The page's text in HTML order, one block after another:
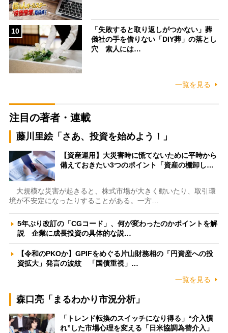
10
「失敗すると取り返しがつかない」葬
儀社の手を借りない「DIY葬」の落とし
穴 素人には…
一覧を見る
注目の著者・連載
藤川里絵「さあ、投資を始めよう！」
【資産運用】大災害時に慌てないために平時から
備えておきたい3つのポイント「資産の棚卸し…
大規模な災害が起きると、株式市場が大きく動いたり、取引環
境が不安定になったりすることがある。一方…
5年ぶり改訂の「CGコード」、何が変わったのかポイントを解
説 企業に成長投資の具体的な説…
【令和のPKOか】GPIFをめぐる片山財務相の「円資産への投
資拡大」発言の波紋 「国債重視」…
一覧を見る
森口亮「まるわかり市況分析」
「トレンド転換のスイッチになり得る」“介入慣
れ”した市場心理を変える「日米協調為替介入」